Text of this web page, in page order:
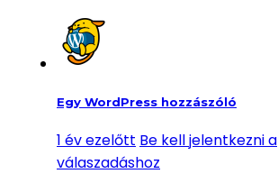
Egy WordPress hozzászóló
1 év ezelőtt Be kell jelentkezni a
válaszadáshoz